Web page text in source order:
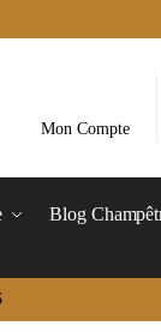
Mon Compte
Blog